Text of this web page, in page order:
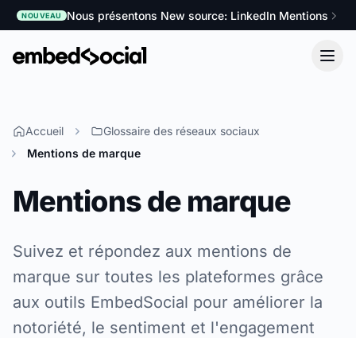
NOUVEAU Nous présentons New source: LinkedIn Mentions
Accueil
Glossaire des réseaux sociaux
Mentions de marque
Mentions de marque
Suivez et répondez aux mentions de
marque sur toutes les plateformes grâce
aux outils EmbedSocial pour améliorer la
notoriété, le sentiment et l'engagement